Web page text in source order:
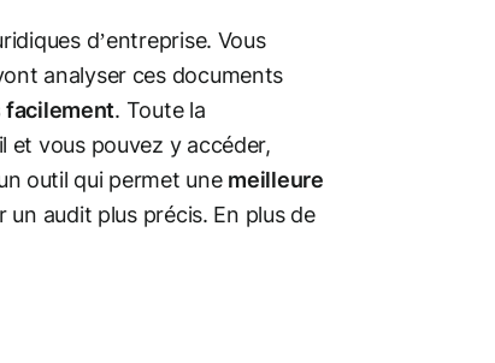
d’entreprise. Vous
analyser ces documents
facilement. Toute la
et vous pouvez y accéder,
outil qui permet une meilleure
audit plus précis. En plus de